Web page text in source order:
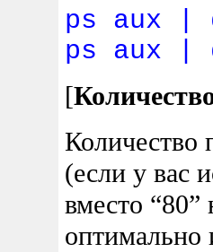
ps aux |
ps aux |
[
Количество
(если у вас
вместо “80”
оптимально